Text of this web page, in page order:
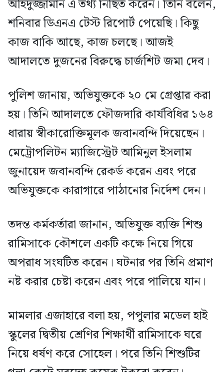
অহিদুজ্জামান এ তথ্য নিছিত করেন। তিনি বলেন,
শনিবার ডিএনএ টেস্ট রিপোর্ট পেয়েছি। কিছু
কাজ বাকি আছে, কাজ চলছে। আজই
আদালতে দুজনের বিরুদ্ধে চার্জশিট জমা দেব।
পুলিশ জানায়, অভিযুক্তকে ২০ মে গ্রেপ্তার করা
হয়। তিনি আদালতে ফৌজদারি কার্যবিধির ১৬৪
ধারায় স্বীকারোক্তিমূলক জবানবন্দি দিয়েছেন।
মেট্রোপলিটন ম্যাজিস্ট্রেট আমিনুল ইসলাম
জুনায়েদ জবানবন্দি রেকর্ড করেন এবং পরে
অভিযুক্তকে কারাগারে পাঠানোর নির্দেশ দেন।
তদন্ত কর্মকর্তারা জানান, অভিযুক্ত ব্যক্তি শিশু
রামিসাকে কৌশলে একটি কক্ষে নিয়ে গিয়ে
অপরাধ সংঘটিত করেন। ঘটনার পর তিনি প্রমাণ
নষ্ট করার চেষ্টা করেন এবং পরে পালিয়ে যান।
মামলার এজাহারে বলা হয়, পপুলার মডেল হাই
স্কুলের দ্বিতীয় শ্রেণির শিক্ষার্থী রামিসাকে ঘরে
নিয়ে ধর্ষণ করে সোহেল। পরে তিনি শিশুটির